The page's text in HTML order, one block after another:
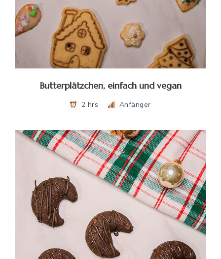
Butterplätzchen, einfach und vegan
2 hrs Anfänger